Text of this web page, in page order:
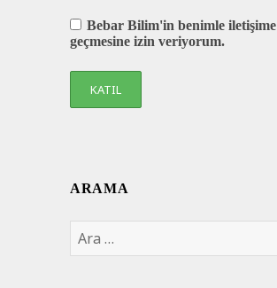
Bebar Bilim'in benimle iletişime
geçmesine izin veriyorum.
ARAMA
Arama: